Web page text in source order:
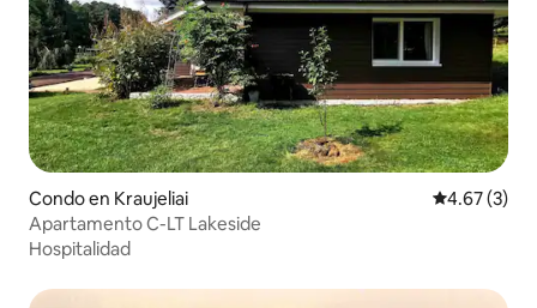
Condo en Kraujeliai Calificación
4.67 (3)
Apartamento C-LT Lakeside
Hospitalidad